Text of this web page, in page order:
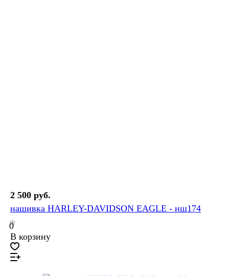
2 500 руб.
нашивка HARLEY-DAVIDSON EAGLE - нш174
0
В корзину